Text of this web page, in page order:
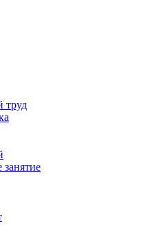
труд